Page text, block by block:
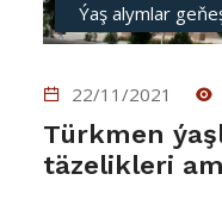
Ýaş alymlar
22/11/2021
Türkmen
täzelikleri